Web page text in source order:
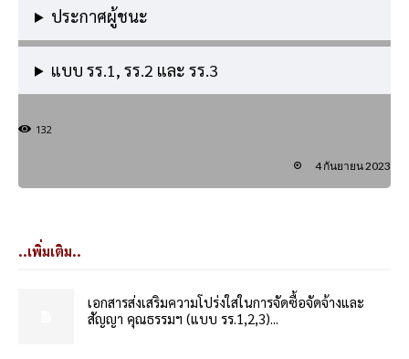
ประกาศผู้ชนะ
แบบ รร.1, รร.2 และ รร.3
132
4 กันยายน 2023
..เพิ่มเติม..
เอกสารส่งเสริมความโปร่งใสในการจัดซื้อจัดจ้างและ
สัญญา คุณธรรมฯ (แบบ รร.1,2,3)...